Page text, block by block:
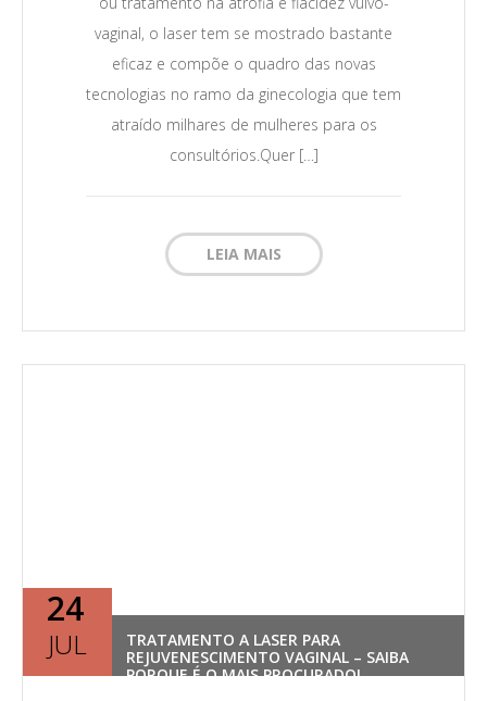
vaginal, o laser tem se mostrado bastante
eficaz e compõe o quadro das novas
tecnologias no ramo da ginecologia que tem
atraído milhares de mulheres para os
consultórios.Quer […]
LEIA MAIS
24
JUL
TRATAMENTO A LASER PARA
REJUVENESCIMENTO VAGINAL – SAIBA
PORQUE É O MAIS PROCURADO!